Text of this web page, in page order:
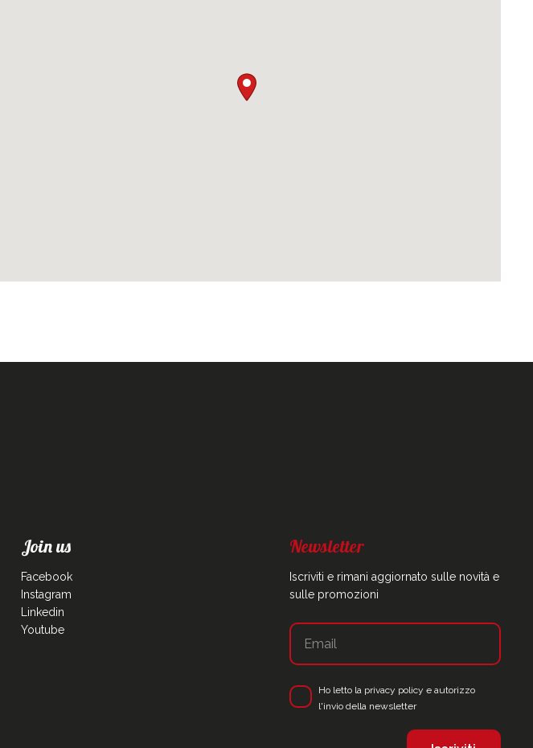
Join us
Facebook
Instagram
Linkedin
Youtube
Newsletter
Iscriviti e rimani aggiornato sulle novità e
sulle promozioni
Ho letto la privacy policy e autorizzo
l'invio della newsletter